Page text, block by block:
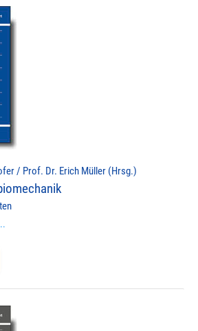
/ Prof. Dr. Erich Müller (Hrsg.)